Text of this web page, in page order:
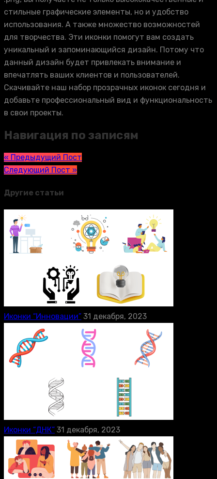
стильные графические элементы, но и удобство
использования. А также множество возможностей
для творчества. Эти иконки помогут вам создать
уникальный и запоминающийся дизайн. Потому что
данный дизайн будет привлекать внимание и
впечатлять ваших клиентов и пользователей.
Скачивайте наш набор прозрачных иконок сегодня и
добавьте профессиональный вид и функциональность
в свои проекты.
Навигация по записям
« Предыдущий Пост
Следующий Пост »
Другие статьи
Иконки “Инновации” 31 декабря, 2023
Иконки “ДНК” 31 декабря, 2023